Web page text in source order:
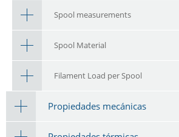
Spool measurements
Spool Material
Filament Load per Spool
Propiedades mecánicas